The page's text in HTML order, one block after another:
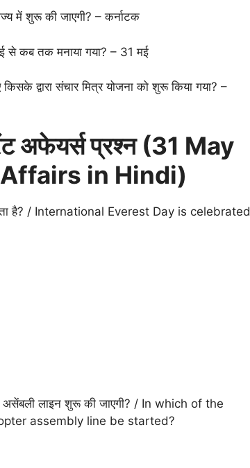
में शुरू की जाएगी? – कर्नाटक
से कब तक मनाया गया? – 31 मई
द्वारा संचार मित्र योजना को शुरू किया गया? –
प्रश्न (31 May
in Hindi)
जाता है? / International Everest Day is celebrated
असेंबली लाइन शुरू की जाएगी? / In which of the
assembly line be started?